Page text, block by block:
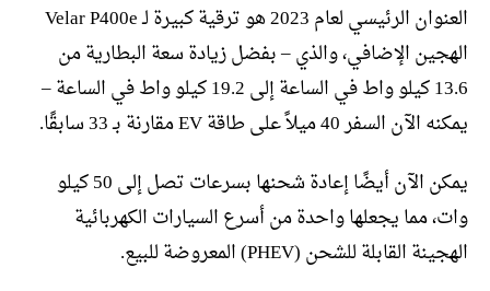
العنوان الرئيسي لعام 2023 هو ترقية كبيرة لـ Velar P400e
الهجين الإضافي، والذي – بفضل زيادة سعة البطارية من
13.6 كيلو واط في الساعة إلى 19.2 كيلو واط في الساعة –
يمكنه الآن السفر 40 ميلاً على طاقة EV مقارنة بـ 33 سابقًا.
يمكن الآن أيضًا إعادة شحنها بسرعات تصل إلى 50 كيلو
وات، مما يجعلها واحدة من أسرع السيارات الكهربائية
الهجينة القابلة للشحن (PHEV) المعروضة للبيع.